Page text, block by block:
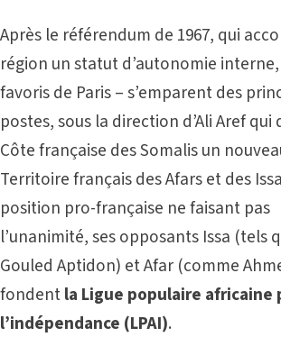
Après le référendum de 1967, qui
région un statut d’autonomie interne,
favoris de Paris – s’emparent des
postes, sous la direction d’Ali Aref qui
Côte française des Somalis un
Territoire français des Afars et des
position pro-française ne faisant pas
l’unanimité, ses opposants Issa (tels
Gouled Aptidon) et Afar (comme
fondentla Ligue populaire africaine
l’indépendance (LPAI).